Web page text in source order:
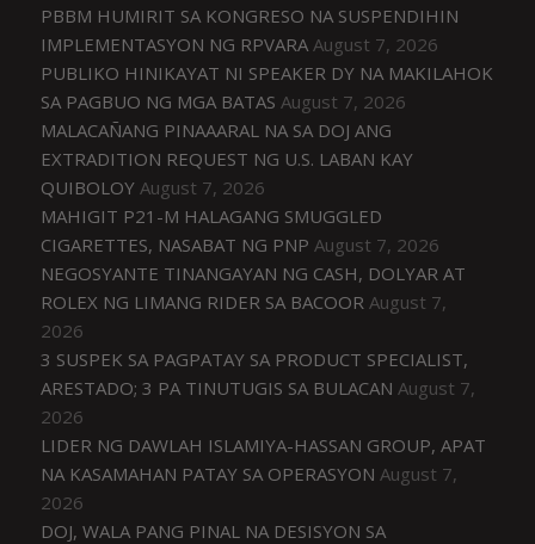
PBBM HUMIRIT SA KONGRESO NA SUSPENDIHIN
IMPLEMENTASYON NG RPVARA August 7, 2026
PUBLIKO HINIKAYAT NI SPEAKER DY NA MAKILAHOK
SA PAGBUO NG MGA BATAS August 7, 2026
MALACAÑANG PINAAARAL NA SA DOJ ANG
EXTRADITION REQUEST NG U.S. LABAN KAY
QUIBOLOY August 7, 2026
MAHIGIT P21-M HALAGANG SMUGGLED
CIGARETTES, NASABAT NG PNP August 7, 2026
NEGOSYANTE TINANGAYAN NG CASH, DOLYAR AT
ROLEX NG LIMANG RIDER SA BACOOR August 7,
2026
3 SUSPEK SA PAGPATAY SA PRODUCT SPECIALIST,
ARESTADO; 3 PA TINUTUGIS SA BULACAN August 7,
2026
LIDER NG DAWLAH ISLAMIYA-HASSAN GROUP, APAT
NA KASAMAHAN PATAY SA OPERASYON August 7,
2026
DOJ, WALA PANG PINAL NA DESISYON SA